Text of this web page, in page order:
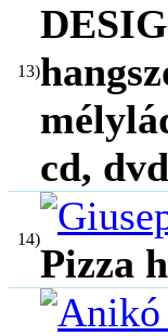
13)
cd,
14)
Pizza